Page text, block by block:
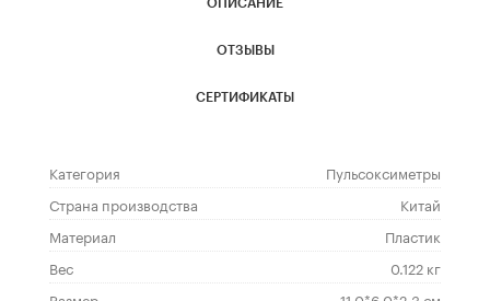
ОПИСАНИЕ
ОТЗЫВЫ
СЕРТИФИКАТЫ
Категория
Пульсоксиметры
Страна производства
Китай
Материал
Пластик
Вес
0.122 кг